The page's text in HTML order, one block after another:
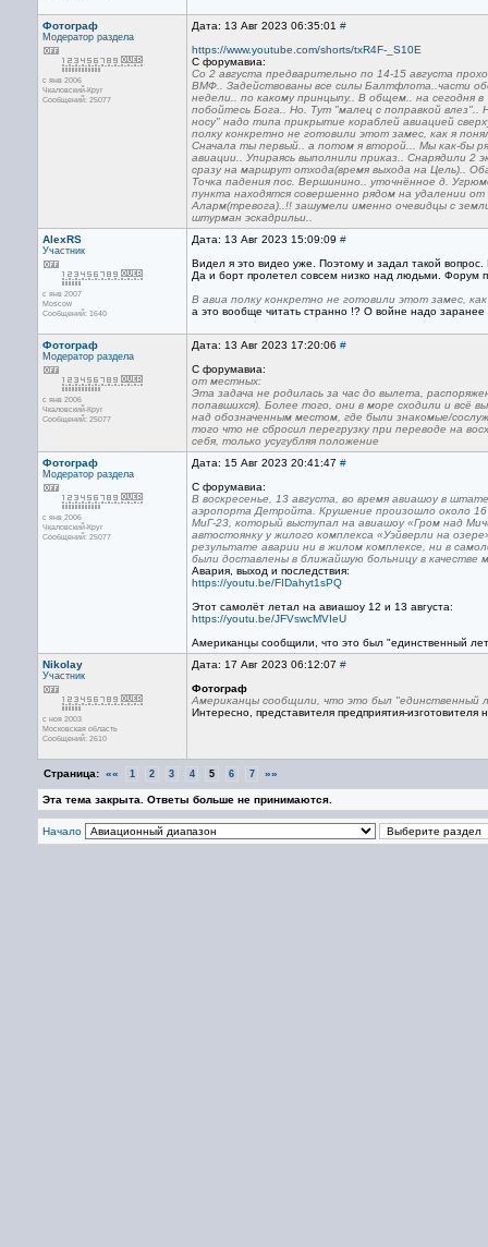
Фотограф
Модератор раздела
с янв 2006
Чкаловский-Круг
Сообщений: 25077
Дата: 13 Авг 2023 06:35:01 #
https://www.youtube.com/shorts/txR4F-_S10E
С форумавиа:
Со 2 августа предварительно по 14-15 августа
ВМФ.. Задействованы все силы Балтфлота..части
недели.. по какому принцыпу.. В общем.. на сегодня
побойтесь Бога.. Но. Тут "малец с поправкой
носу" надо типа прикрытие кораблей авиацией
полку конкретно не готовили этот замес, как я
Сначала ты первый.. а потом я второй... Мы как-бы
авиации.. Упираясь выполнили приказ.. Снарядили
сразу на маршрут отхода(время выхода на Цель)..
Точка падения пос. Вершинино.. уточнённое д.
пункта находятся совершенно рядом на удалении
Аларм(тревога)..!! зашумели именно очевидцы с
штурман эскадрильи..
AlexRS
Участник
с янв 2007
Moscow
Сообщений: 1640
Дата: 13 Авг 2023 15:09:09 #
Видел я это видео уже. Поэтому и задал такой
Да и борт пролетел совсем низко над людьми. Форум
В авиа полку конкретно не готовили этот замес, как
а это вообще читать странно !? О войне надо
Фотограф
Модератор раздела
с янв 2006
Чкаловский-Круг
Сообщений: 25077
Дата: 13 Авг 2023 17:20:06 #
С форумавиа:
от местных:
Эта задача не родилась за час до вылета,
попавшихся). Более того, они в море сходили и всё
над обозначенным местом, где были знакомые/
того что не сбросил перегрузку при переводе на
себя, только усугубляя положение
Фотограф
Модератор раздела
с янв 2006
Чкаловский-Круг
Сообщений: 25077
Дата: 15 Авг 2023 20:41:47 #
С форумавиа:
В воскресенье, 13 августа, во время авиашоу в
аэропорта Детройта. Крушение произошло около
МиГ-23, который выступал на авиашоу «Гром над
автостоянку у жилого комплекса «Уэйверли на
результате аварии ни в жилом комплексе, ни в
были доставлены в ближайшую больницу в качестве
Авария, выход и последствия:
https://youtu.be/FIDahyt1sPQ
Этот самолёт летал на авиашоу 12 и 13 августа:
https://youtu.be/JFVswcMVIeU
Американцы сообщили, что это был "единственный
Nikolay
Участник
с ноя 2003
Московская область
Сообщений: 2610
Дата: 17 Авг 2023 06:12:07 #
Фотограф
Американцы сообщили, что это был "единственный
Интересно, представителя предприятия-изготовителя
Страница: «« 1 2 3 4 5 6 7 »»
Эта тема закрыта. Ответы больше не принимаются.
Начало